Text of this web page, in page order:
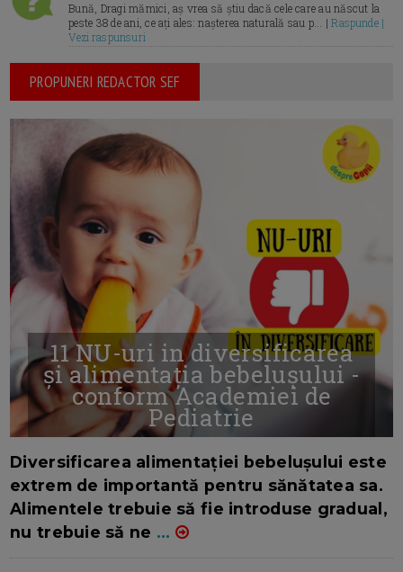
Bună, Dragi mămici, aș vrea să știu dacă cele care au născut la
peste 38 de ani, ce ați ales: nașterea naturală sau p... |Raspunde |
Vezi raspunsuri
PROPUNERI REDACTOR SEF
11 NU-uri in diversificarea
și alimentația bebelușului -
conform Academiei de
Pediatrie
Diversificarea alimentației bebelușului este
extrem de importantă pentru sănătatea sa.
Alimentele trebuie să fie introduse gradual,
nu trebuie să ne ...